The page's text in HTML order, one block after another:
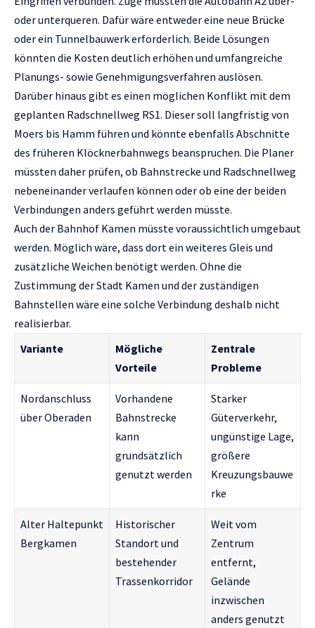
oder unterqueren. Dafür wäre entweder eine neue Brücke
oder ein Tunnelbauwerk erforderlich. Beide Lösungen
könnten die Kosten deutlich erhöhen und umfangreiche
Planungs- sowie Genehmigungsverfahren auslösen.
Darüber hinaus gibt es einen möglichen Konflikt mit dem
geplanten Radschnellweg RS1. Dieser soll langfristig von
Moers bis Hamm führen und könnte ebenfalls Abschnitte
des früheren Klöcknerbahnwegs beanspruchen. Die Planer
müssten daher prüfen, ob Bahnstrecke und Radschnellweg
nebeneinander verlaufen können oder ob eine der beiden
Verbindungen anders geführt werden müsste.
Auch der Bahnhof Kamen müsste voraussichtlich umgebaut
werden. Möglich wäre, dass dort ein weiteres Gleis und
zusätzliche Weichen benötigt werden. Ohne die
Zustimmung der Stadt Kamen und der zuständigen
Bahnstellen wäre eine solche Verbindung deshalb nicht
realisierbar.
Variante
Mögliche
Vorteile
Zentrale
Probleme
Nordanschluss
über Oberaden
Vorhandene
Bahnstrecke
kann
grundsätzlich
genutzt werden
Starker
Güterverkehr,
ungünstige Lage,
größere
Kreuzungsbauwe
rke
Alter Haltepunkt
Bergkamen
Historischer
Standort und
bestehender
Trassenkorridor
Weit vom
Zentrum
entfernt,
Gelände
inzwischen
anders genutzt